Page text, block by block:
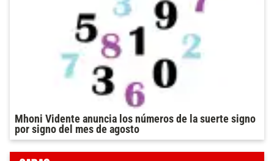
Mhoni Vidente anuncia los números de la suerte signo
por signo del mes de agosto